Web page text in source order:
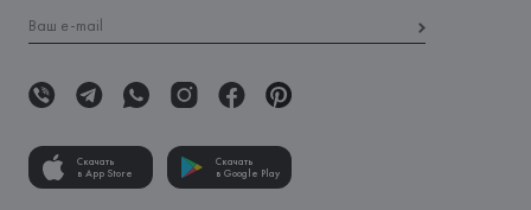
Скачать
в App Store
Скачать
в Google Play